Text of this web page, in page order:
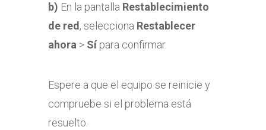
b) En la pantalla Restablecimiento
de red , selecciona Restablecer
ahora > Sípara confirmar.
Espere a que el equipo se reinicie y
compruebe si el problema está
resuelto.